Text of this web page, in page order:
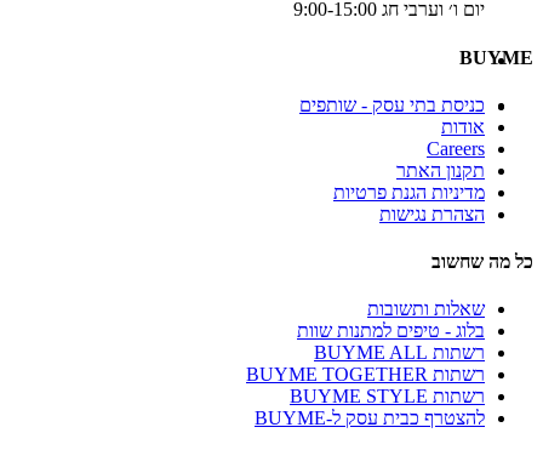
יום ו׳ וערבי חג 9:00-15:00
BUYME
כניסת בתי עסק - שותפים
אודות
Careers
תקנון האתר
מדיניות הגנת פרטיות
הצהרת נגישות
כל מה שחשוב
שאלות ותשובות
בלוג - טיפים למתנות שוות
רשתות BUYME ALL
רשתות BUYME TOGETHER
רשתות BUYME STYLE
להצטרף כבית עסק ל-BUYME